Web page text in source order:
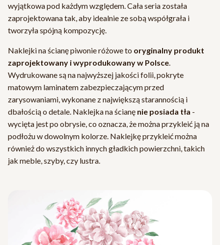
wyjątkowa pod każdym względem. Cała seria została
zaprojektowana tak, aby idealnie ze sobą współgrała i
tworzyła spójną kompozycję.
Naklejki na ścianę piwonie różowe to oryginalny produkt
zaprojektowany i wyprodukowany w Polsce.
Wydrukowane są na najwyższej jakości folii, pokryte
matowym laminatem zabezpieczającym przed
zarysowaniami, wykonane z największą starannością i
dbałością o detale. Naklejka na ścianę nie posiada tła -
wycięta jest po obrysie, co oznacza, że można przykleić ją na
podłożu w dowolnym kolorze. Naklejkę przykleić można
również do wszystkich innych gładkich powierzchni, takich
jak meble, szyby, czy lustra.